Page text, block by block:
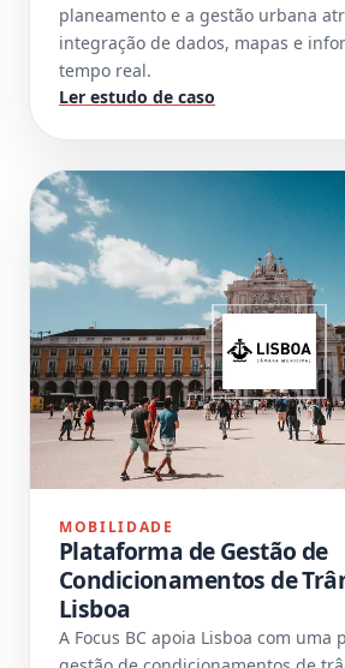
planeamento e a gestão urbana
integração de dados, mapas e
tempo real.
Ler estudo de caso
MOBILIDADE
Plataforma de Gestão de
Condicionamentos de
Lisboa
A Focus BC apoia Lisboa com uma